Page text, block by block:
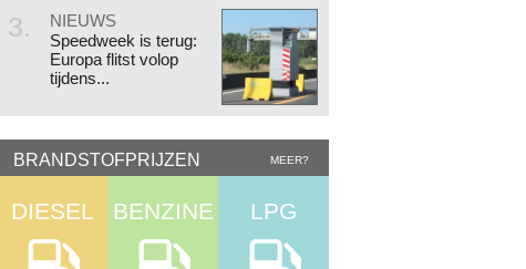
3.
NIEUWS
Speedweek is terug:
Europa flitst volop
tijdens...
BRANDSTOFPRIJZEN MEER?
DIESEL BENZINE LPG